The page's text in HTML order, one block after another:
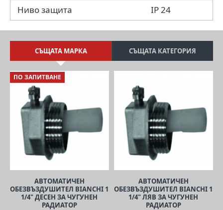
Ниво защита IP 24
СЪЩАТА МАРКА СЪЩАТА КАТЕГОРИЯ
ПО ЗАПИТВАНЕ
АВТОМАТИЧЕН
ОБЕЗВЪЗДУШИТЕЛ BIANCHI 1
1/4" ДЕСЕН ЗА ЧУГУНЕН
РАДИАТОР
АВТОМАТИЧЕН
ОБЕЗВЪЗДУШИТЕЛ BIANCHI 1
1/4" ЛЯВ ЗА ЧУГУНЕН
РАДИАТОР